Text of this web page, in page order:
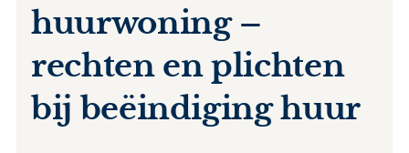
huurwoning –
rechten en plichten
bij beëindiging huur